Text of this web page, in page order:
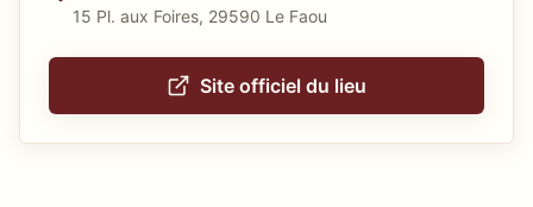
15 Pl. aux Foires, 29590 Le Faou
Site officiel du lieu